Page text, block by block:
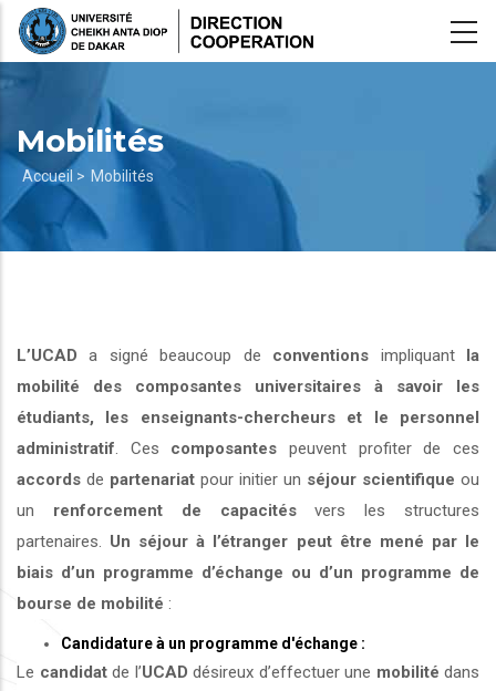
Aller
Mobilités
Fil
d'Ariane
Accueil > Mobilités
L’UCAD a signé beaucoup de conventions impliquant la
mobilité des composantes universitaires à savoir les
étudiants, les enseignants-chercheurs et le personnel
administratif . Ces composantes peuvent profiter de ces
accords de partenariat pour initier un séjour scientifique ou
un renforcement de capacitésvers les structures
partenaires. Un séjour à l’étranger peut être mené par le
biais d’un programme d’échange ou d’un programme de
bourse de mobilité :
Candidature à un programme d'échange :
Le candidatde l’UCAD désireux d’effectuer une mobilité dans